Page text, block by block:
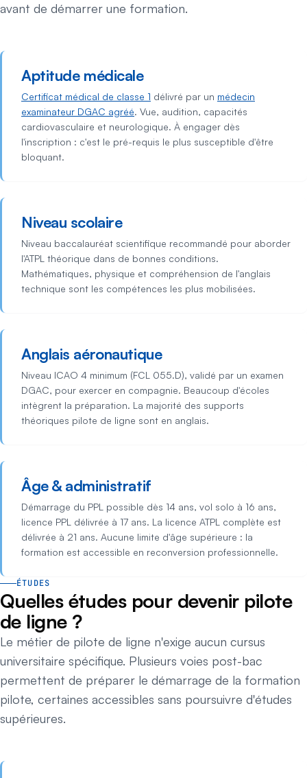
avant de démarrer une formation.
Aptitude médicale
Certificat médical de classe 1 délivré par un médecin
examinateur DGAC agréé. Vue, audition, capacités
cardiovasculaire et neurologique. À engager dès
l'inscription : c'est le pré-requis le plus susceptible d'être
bloquant.
Niveau scolaire
Niveau baccalauréat scientifique recommandé pour aborder
l'ATPL théorique dans de bonnes conditions.
Mathématiques, physique et compréhension de l'anglais
technique sont les compétences les plus mobilisées.
Anglais aéronautique
Niveau ICAO 4 minimum (FCL 055.D), validé par un examen
DGAC, pour exercer en compagnie. Beaucoup d'écoles
intègrent la préparation. La majorité des supports
théoriques pilote de ligne sont en anglais.
Âge & administratif
Démarrage du PPL possible dès 14 ans, vol solo à 16 ans,
licence PPL délivrée à 17 ans. La licence ATPL complète est
délivrée à 21 ans. Aucune limite d'âge supérieure : la
formation est accessible en reconversion professionnelle.
ÉTUDES
Quelles études pour devenir pilote
de ligne ?
Le métier de pilote de ligne n'exige aucun cursus
universitaire spécifique. Plusieurs voies post-bac
permettent de préparer le démarrage de la formation
pilote, certaines accessibles sans poursuivre d'études
supérieures.